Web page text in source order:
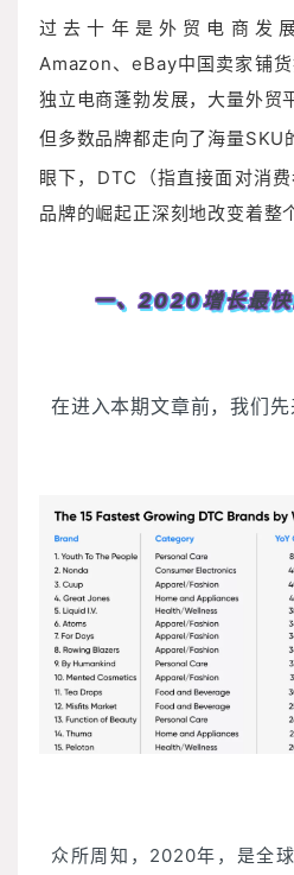
过去十年是外贸电商发
Amazon、eBay中国卖家铺
独立电商蓬勃发展，大量外贸
但多数品牌都走向了海量SKU
眼下，DTC（指直接面对消
品牌的崛起正深刻地改变着整
一、2020增长最
在进入本期文章前，我们先
众所周知，2020年，是全